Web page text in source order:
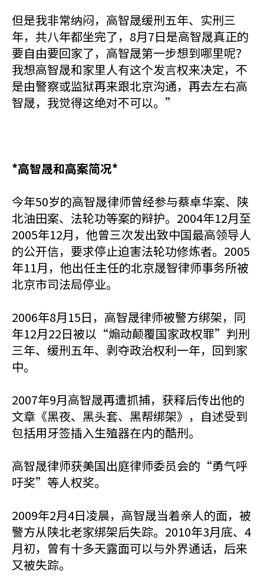
但是我非常纳闷，高智晟缓刑五年、实刑三
年，共八年都坐完了，8月7日是高智晟真正的
要自由要回家了，高智晟第一步想到哪里呢？
我想高智晟和家里人有这个发言权来决定，不
是由警察或监狱再来跟北京沟通，再去左右高
智晟，我觉得这绝对不可以。”
*高智晟和高案简况*
今年50岁的高智晟律师曾经参与蔡卓华案、陕
北油田案、法轮功等案的辩护。2004年12月至
2005年12月，他曾三次发出致中国最高领导人
的公开信，要求停止迫害法轮功修炼者。2005
年11月，他出任主任的北京晟智律师事务所被
北京市司法局停业。
2006年8月15日，高智晟律师被警方绑架，同
年12月22日被以“煽动颠覆国家政权罪”判刑
三年、缓刑五年、剥夺政治权利一年，回到家
中。
2007年9月高智晟再遭抓捕，获释后传出他的
文章《黑夜、黑头套、黑帮绑架》，自述受到
包括用牙签插入生殖器在内的酷刑。
高智晟律师获美国出庭律师委员会的“勇气呼
吁奖”等人权奖。
2009年2月4日凌晨，高智晟当着亲人的面，被
警方从陕北老家绑架后失踪。2010年3月底、4
月初，曾有十多天露面可以与外界通话，后来
又被失踪。